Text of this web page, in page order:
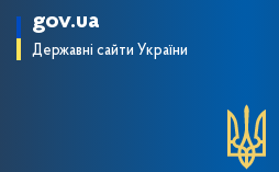
gov.ua
Державні сайти України